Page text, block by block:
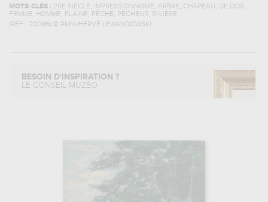
MOTS-CLÉS : 20E SIÈCLE, IMPRESSIONNISME, ARBRE, CHAPEAU, DE DOS,
FEMME, HOMME, PLAINE, PÊCHE, PÊCHEUR, RIVIÈRE
(REF : 20096) © RMN /HERVÉ LEWANDOWSKI
BESOIN D'INSPIRATION ?
LE CONSEIL MUZÉO